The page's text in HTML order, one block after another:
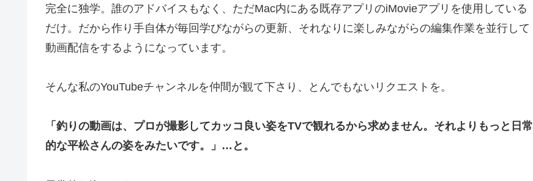
完全に独学。誰のアドバイスもなく、ただMac内にある既存アプリのiMovieアプリを使用している
だけ。だから作り手自体が毎回学びながらの更新、それなりに楽しみながらの編集作業を並行して
動画配信をするようになっています。
そんな私のYouTubeチャンネルを仲間が観て下さり、とんでもないリクエストを。
「釣りの動画は、プロが撮影してカッコ良い姿をTVで観れるから求めません。それよりもっと日常
的な平松さんの姿をみたいです。」…と。